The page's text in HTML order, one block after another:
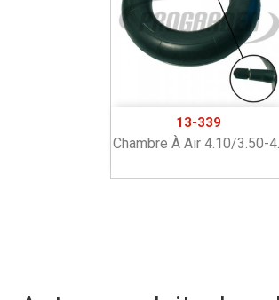
13-339
Chambre À Air 4.10/3.50-